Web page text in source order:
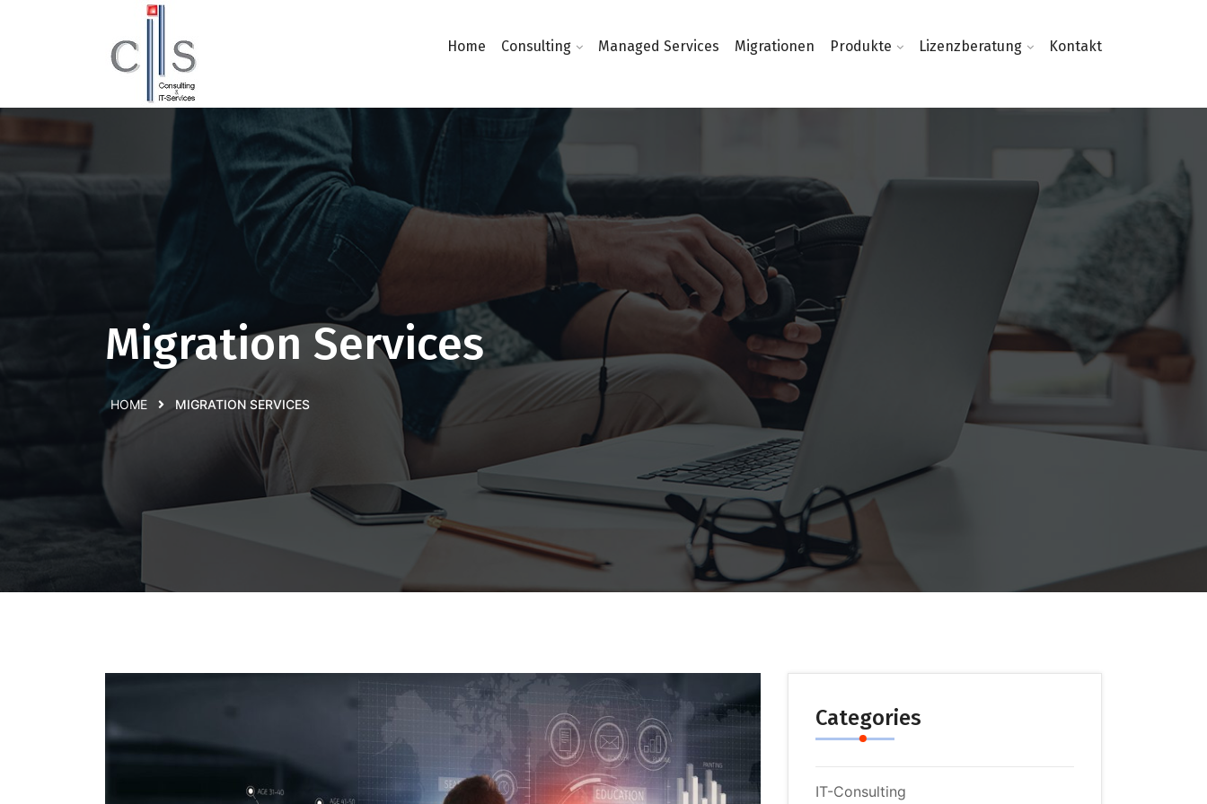
Home Consulting Managed Services Migrationen Produkte Lizenzberatung Kontakt
Migration Services
HOME MIGRATION SERVICES
Categories
IT-Consulting